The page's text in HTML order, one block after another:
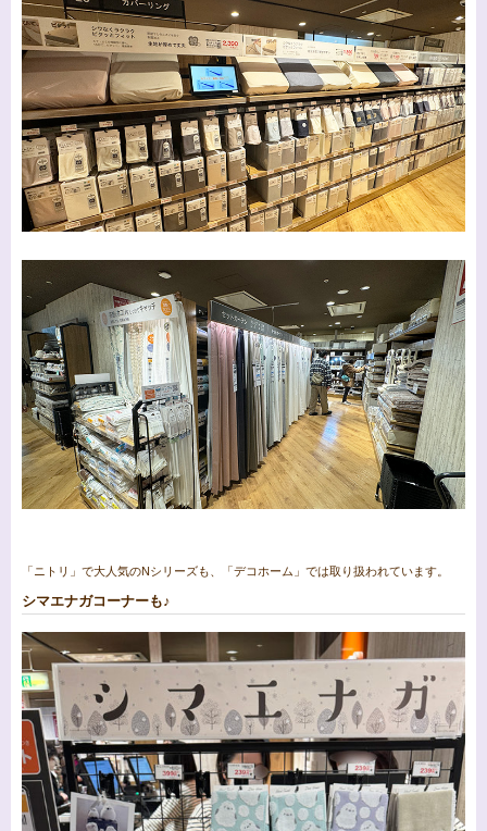
「ニトリ」で大人気のNシリーズも、「デコホーム」では取り扱われています。
シマエナガコーナーも♪